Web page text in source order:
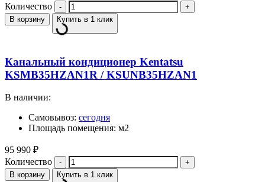
Количество
В корзину Купить в 1 клик
Канальный кондиционер Kentatsu
KSMB35HZAN1R / KSUNB35HZAN1
В наличии:
Самовывоз: сегодня
Площадь помещения: м2
95 990 ₽
Количество
В корзину Купить в 1 клик